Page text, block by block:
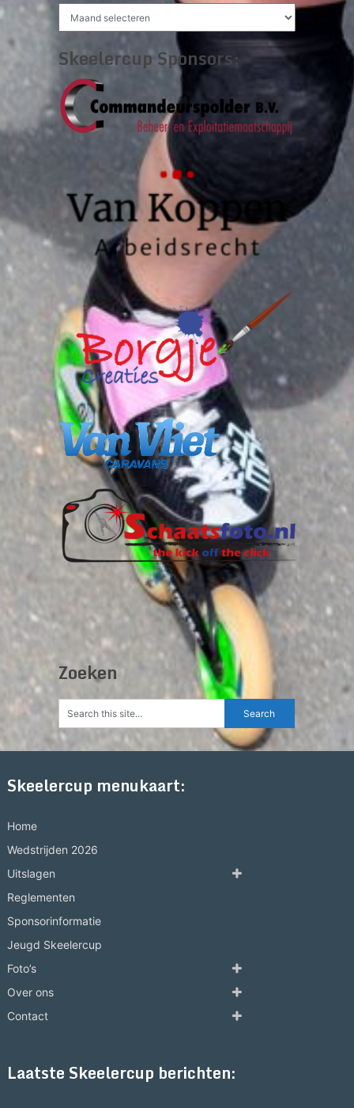
archief:
Skeelercup Sponsors:
Zoeken
Skeelercup menukaart:
Home
Wedstrijden 2026
Uitslagen
Reglementen
Sponsorinformatie
Jeugd Skeelercup
Foto’s
Over ons
Contact
Laatste Skeelercup berichten: